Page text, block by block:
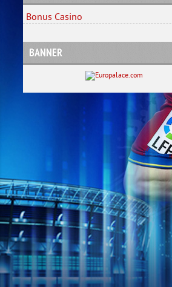
Bonus Casino
BANNER